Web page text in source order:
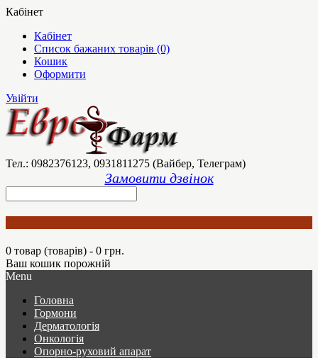
Кабінет
Кабінет
Список бажаних товарів (0)
Кошик
Оформити
Увійти
Тел.: 0982376123, 0931811275 (Вайбер, Телеграм)
Замовити дзвінок
0 товар (товарів) - 0 грн.
Ваш кошик порожній
Menu
Головна
Гормони
Дерматологія
Онкологія
Опорно-руховий апарат